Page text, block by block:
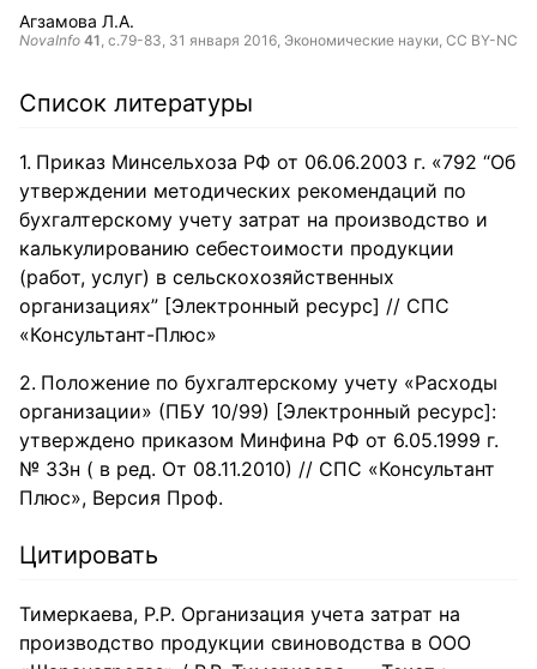
Агзамова Л.А.
NovaInfo 41, с.79-83, 31 января 2016, Экономические науки, CC BY-NC
Список литературы
Приказ Минсельхоза РФ от 06.06.2003 г. «792 “Об
утверждении методических рекомендаций по
бухгалтерскому учету затрат на производство и
калькулированию себестоимости продукции
(работ, услуг) в сельскохозяйственных
организациях” [Электронный ресурс] // СПС
«Консультант-Плюс»
Положение по бухгалтерскому учету «Расходы
организации» (ПБУ 10/99) [Электронный ресурс]:
утверждено приказом Минфина РФ от 6.05.1999 г.
№ 33н ( в ред. От 08.11.2010) // СПС «Консультант
Плюс», Версия Проф.
Цитировать
Тимеркаева, Р.Р. Организация учета затрат на
производство продукции свиноводства в ООО